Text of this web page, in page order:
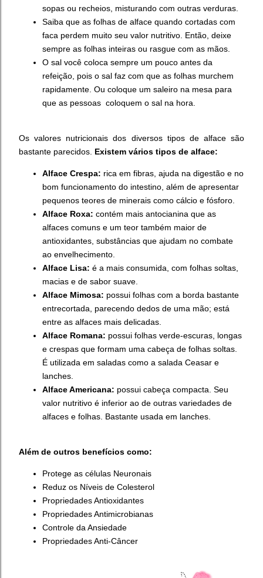
sopas ou recheios, misturando com outras verduras.
Saiba que as folhas de alface quando cortadas com
faca perdem muito seu valor nutritivo. Então, deixe
sempre as folhas inteiras ou rasgue com as mãos.
O sal você coloca sempre um pouco antes da
refeição, pois o sal faz com que as folhas murchem
rapidamente. Ou coloque um saleiro na mesa para
que as pessoas coloquem o sal na hora.
Os valores nutricionais dos diversos tipos de alface são
bastante parecidos. Existem vários tipos de alface:
Alface Crespa: rica em fibras, ajuda na digestão e no
bom funcionamento do intestino, além de apresentar
pequenos teores de minerais como cálcio e fósforo.
Alface Roxa: contém mais antocianina que as
alfaces comuns e um teor também maior de
antioxidantes, substâncias que ajudam no combate
ao envelhecimento.
Alface Lisa: é a mais consumida, com folhas soltas,
macias e de sabor suave.
Alface Mimosa: possui folhas com a borda bastante
entrecortada, parecendo dedos de uma mão; está
entre as alfaces mais delicadas.
Alface Romana: possui folhas verde-escuras, longas
e crespas que formam uma cabeça de folhas soltas.
É utilizada em saladas como a salada Ceasar e
lanches.
Alface Americana: possui cabeça compacta. Seu
valor nutritivo é inferior ao de outras variedades de
alfaces e folhas. Bastante usada em lanches.
Além de outros benefícios como:
Protege as células Neuronais
Reduz os Níveis de Colesterol
Propriedades Antioxidantes
Propriedades Antimicrobianas
Controle da Ansiedade
Propriedades Anti-Câncer